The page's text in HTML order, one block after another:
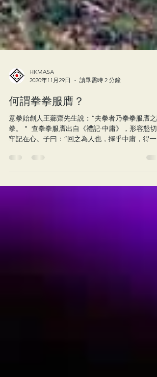
2020年11月29日
讀畢需時 2 分鐘
何謂拳拳服膺？
意拳始創人王薌齋先生說：“夫拳者乃拳拳服膺之
拳。＂ 查拳拳服膺出自《禮記·中庸》，形容懇切
牢記在心。子曰：“回之為人也，擇乎中庸，得一
理後，便將其緊抱於胸，牢記在心，不會丢失。...